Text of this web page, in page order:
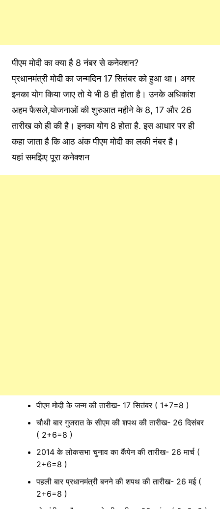
पीएम मोदी का क्या है 8 नंबर से कनेक्शन?
प्रधानमंत्री मोदी का जन्‍मदिन 17 सितंबर को हुआ था। अगर
इनका योग किया जाए तो ये भी 8 ही होता है। उनके अधिकांश
अहम फैसले,योजनाओं की शुरुआत महीने के 8, 17 और 26
तारीख को ही की है। इनका योग 8 होता है. इस आधार पर ही
कहा जाता है कि आठ अंक पीएम मोदी का लकी नंबर है।
यहां समझिए पूरा कनेक्शन
पीएम मोदी के जन्म की तारीख- 17 सितंबर ( 1+7=8 )
चौथी बार गुजरात के सीएम की शपथ की तारीख- 26 दिसंबर
( 2+6=8 )
2014 के लोकसभा चुनाव का कैंपेन की तारीख- 26 मार्च (
2+6=8 )
पहली बार प्रधानमंत्री बनने की शपथ की तारीख- 26 मई (
2+6=8 )